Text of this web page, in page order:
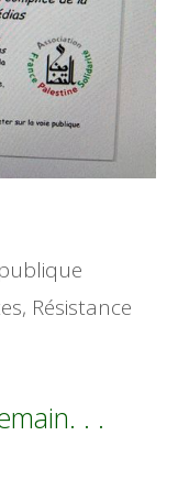
, Résistance
. .